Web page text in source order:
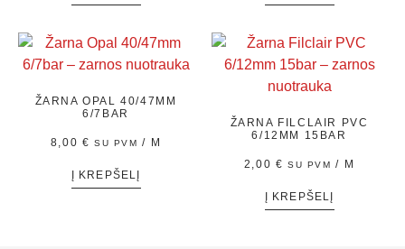
ŽARNA OPAL 40/47MM
6/7BAR
8,00 € SU PVM / M
Į KREPŠELĮ
ŽARNA FILCLAIR PVC
6/12MM 15BAR
2,00 € SU PVM / M
Į KREPŠELĮ